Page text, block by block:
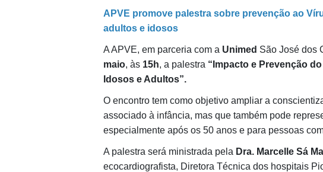
APVE promove palestra sobre prevenção ao
adultos e idosos
A APVE, em parceria com a Unimed São José dos
maio, às 15h, a palestra “Impacto e Prevenção
Idosos e Adultos”.
O encontro tem como objetivo ampliar a
associado à infância, mas que também pode
especialmente após os 50 anos e para pessoas
A palestra será ministrada pela Dra. Marcelle Sá
ecocardiografista, Diretora Técnica dos hospitais